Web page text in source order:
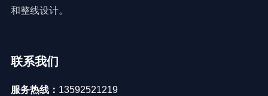
和整线设计。
联系我们
服务热线： 13592521219